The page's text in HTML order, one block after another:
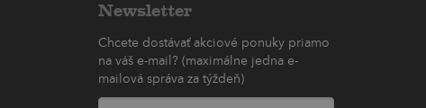
Newsletter
Chcete dostávať akciové ponuky priamo
na váš e-mail? (maximálne jedna e-
mailová správa za týždeň)